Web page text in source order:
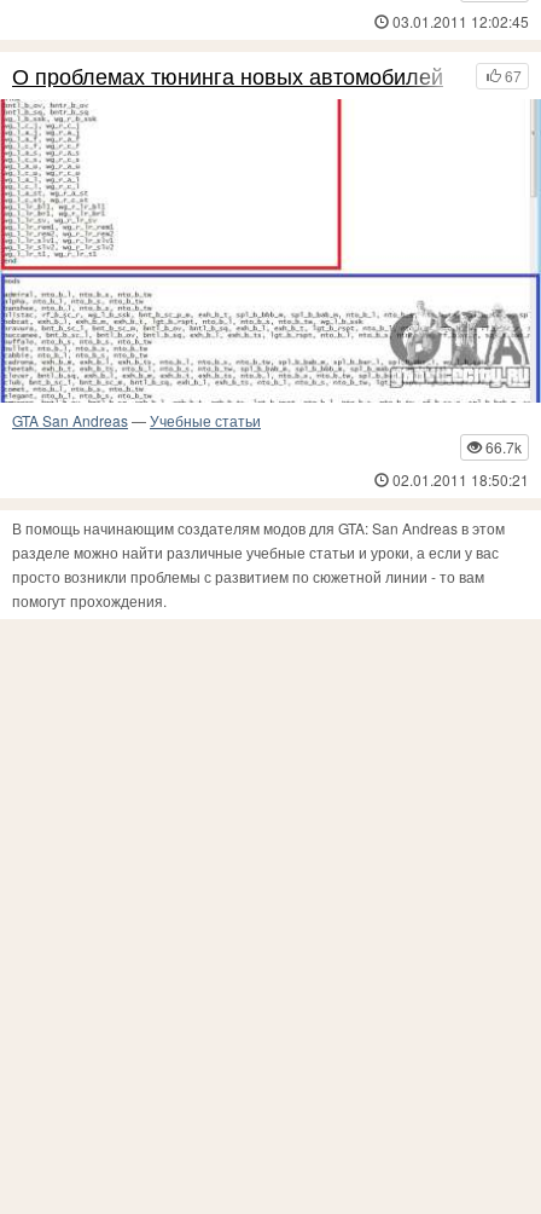
03.01.2011 12:02:45
67
О проблемах тюнинга новых автомобилей
GTA San Andreas—Учебные статьи
66.7k
02.01.2011 18:50:21
В помощь начинающим создателям модов для GTA: San Andreas в этом
разделе можно найти различные учебные статьи и уроки, а если у вас
просто возникли проблемы с развитием по сюжетной линии - то вам
помогут прохождения.